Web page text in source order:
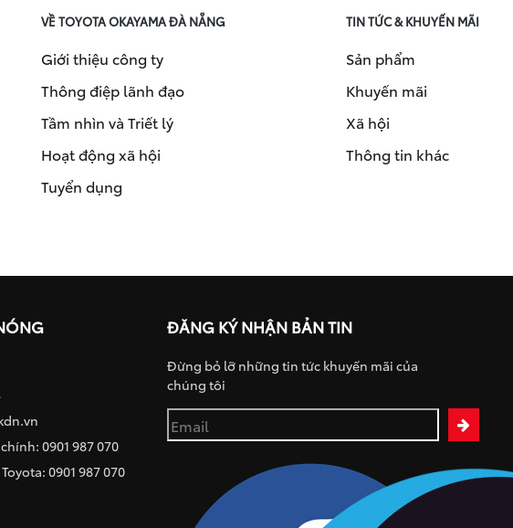
VỀ TOYOTA OKAYAMA ĐÀ NẴNG
Giới thiệu công ty
Thông điệp lãnh đạo
Tầm nhìn và Triết lý
Hoạt động xã hội
Tuyển dụng
TIN TỨC & KHUYẾN MÃI
Sản phẩm
Khuyến mãi
Xã hội
Thông tin khác
0901 987 070
0901 987 070
ĐĂNG KÝ NHẬN BẢN TIN
Đừng bỏ lỡ những tin tức khuyến mãi của
chúng tôi